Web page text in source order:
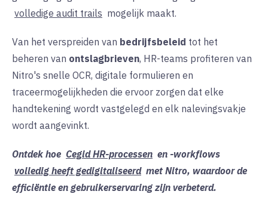
volledige audit trails mogelijk maakt.
Van het verspreiden van bedrijfsbeleid tot het
beheren van ontslagbrieven, HR-teams profiteren van
Nitro's snelle OCR, digitale formulieren en
traceermogelijkheden die ervoor zorgen dat elke
handtekening wordt vastgelegd en elk nalevingsvakje
wordt aangevinkt.
Ontdek hoe Cegid HR-processen en -workflows
volledig heeft gedigitaliseerd met Nitro, waardoor de
efficiëntie en gebruikerservaring zijn verbeterd.